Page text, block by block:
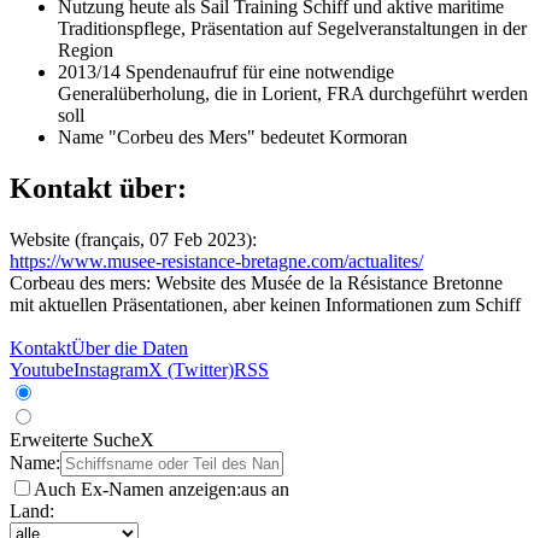
Nutzung heute als Sail Training Schiff und aktive maritime
Traditionspflege, Präsentation auf Segelveranstaltungen in der
Region
2013/14 Spendenaufruf für eine notwendige
Generalüberholung, die in Lorient, FRA durchgeführt werden
soll
Name "Corbeu des Mers" bedeutet Kormoran
Kontakt über:
Website (français, 07 Feb 2023):
https://www.musee-resistance-bretagne.com/actualites/
Corbeau des mers: Website des Musée de la Résistance Bretonne
mit aktuellen Präsentationen, aber keinen Informationen zum Schiff
KontaktÜber die Daten
YoutubeInstagramX (Twitter)RSS
Erweiterte SucheX
Name:
Auch Ex-Namen anzeigen:aus an
Land: